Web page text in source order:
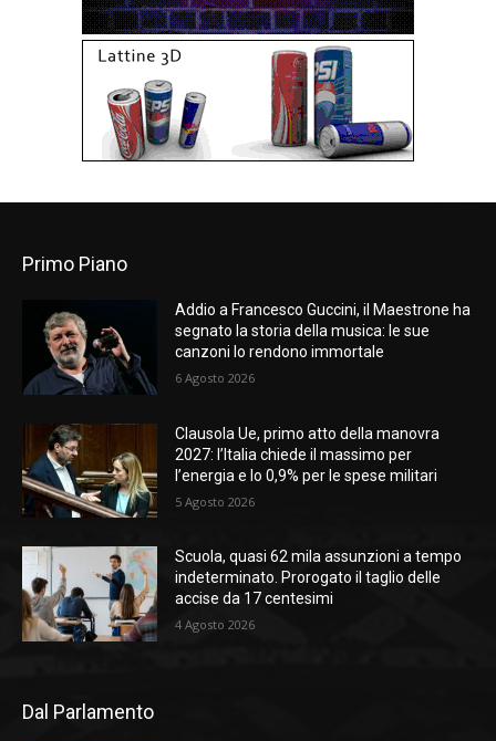
Primo Piano
Addio a Francesco Guccini, il Maestrone ha
segnato la storia della musica: le sue
canzoni lo rendono immortale
6 Agosto 2026
Clausola Ue, primo atto della manovra
2027: l’Italia chiede il massimo per
l’energia e lo 0,9% per le spese militari
5 Agosto 2026
Scuola, quasi 62 mila assunzioni a tempo
indeterminato. Prorogato il taglio delle
accise da 17 centesimi
4 Agosto 2026
Dal Parlamento